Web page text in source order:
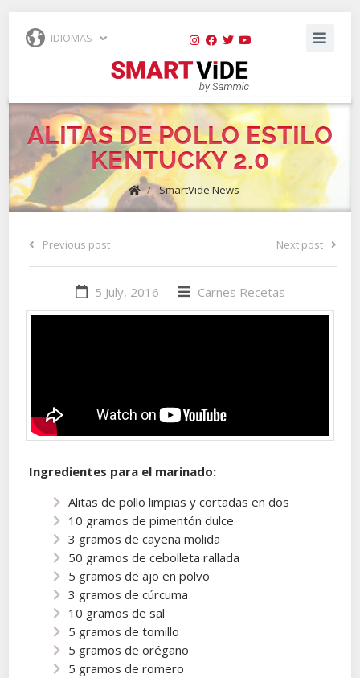
IDIOMAS
ALITAS DE POLLO ESTILO
KENTUCKY 2.0
/ SmartVide News
Previous post Next post
5 July, 2016 Carnes Recetas
Ingredientes para el marinado:
Alitas de pollo limpias y cortadas en dos
10 gramos de pimentón dulce
3 gramos de cayena molida
50 gramos de cebolleta rallada
5 gramos de ajo en polvo
3 gramos de cúrcuma
10 gramos de sal
5 gramos de tomillo
5 gramos de orégano
5 gramos de romero